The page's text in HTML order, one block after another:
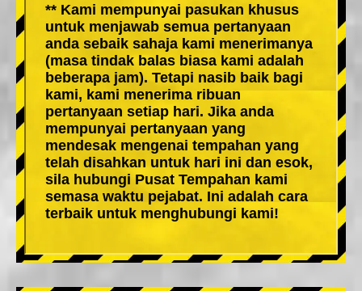
** Kami mempunyai pasukan khusus
untuk menjawab semua pertanyaan
anda sebaik sahaja kami menerimanya
(masa tindak balas biasa kami adalah
beberapa jam). Tetapi nasib baik bagi
kami, kami menerima ribuan
pertanyaan setiap hari. Jika anda
mempunyai pertanyaan yang
mendesak mengenai tempahan yang
telah disahkan untuk hari ini dan esok,
sila hubungi Pusat Tempahan kami
semasa waktu pejabat. Ini adalah cara
terbaik untuk menghubungi kami!